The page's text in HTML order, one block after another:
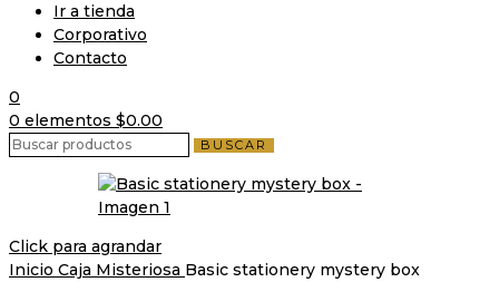
Ir a tienda
Corporativo
Contacto
0
0 elementos $0.00
BUSCAR
Click para agrandar
Inicio Caja Misteriosa Basic stationery mystery box